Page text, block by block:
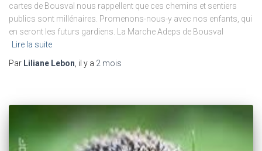
cartes de Bousval nous rappellent que ces chemins et sentiers
publics sont millénaires. Promenons-nous-y avec nos enfants, qui
en seront les futurs gardiens. La Marche Adeps de Bousval
Lire la suite
Par Liliane Lebon , il y a 2 mois